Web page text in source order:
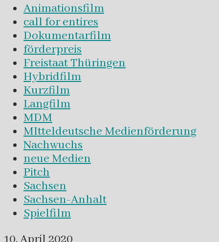
Animationsfilm
call for entires
Dokumentarfilm
förderpreis
Freistaat Thüringen
Hybridfilm
Kurzfilm
Langfilm
MDM
MItteldeutsche Medienförderung
Nachwuchs
neue Medien
Pitch
Sachsen
Sachsen-Anhalt
Spielfilm